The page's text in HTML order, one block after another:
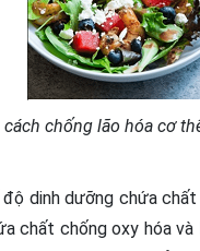
chống lão hóa cơ
dinh dưỡng chứa
chất chống oxy hóa